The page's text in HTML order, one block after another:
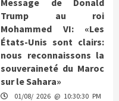
Message de Donald
Trump au roi
Mohammed VI: «Les
États-Unis sont clairs:
nous reconnaissons la
souveraineté du Maroc
sur le Sahara»
01/08/ 2026 @ 10:30:30 PM